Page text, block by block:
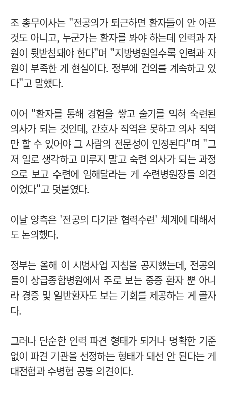
조 총무이사는 "전공의가 퇴근하면 환자들이 안 아픈
것도 아니고, 누군가는 환자를 봐야 하는데 인력과 자
원이 뒷받침돼야 한다"며 "지방병원일수록 인력과 자
원이 부족한 게 현실이다. 정부에 건의를 계속하고 있
다"고 말했다.
이어 "환자를 통해 경험을 쌓고 술기를 익혀 숙련된
의사가 되는 것인데, 간호사 직역은 못하고 의사 직역
만 할 수 있어야 그 사람의 전문성이 인정된다"며 "그
저 일로 생각하고 미루지 말고 숙련 의사가 되는 과정
으로 보고 수련에 임해달라는 게 수련병원장들 의견
이었다"고 덧붙였다.
이날 양측은 '전공의 다기관 협력수련' 체계에 대해서
도 논의했다.
정부는 올해 이 시범사업 지침을 공지했는데, 전공의
들이 상급종합병원에서 주로 보는 중증 환자 뿐 아니
라 경증 및 일반환자도 보는 기회를 제공하는 게 골자
다.
그러나 단순한 인력 파견 형태가 되거나 명확한 기준
없이 파견 기관을 선정하는 형태가 돼선 안 된다는 게
대전협과 수병협 공통 의견이다.